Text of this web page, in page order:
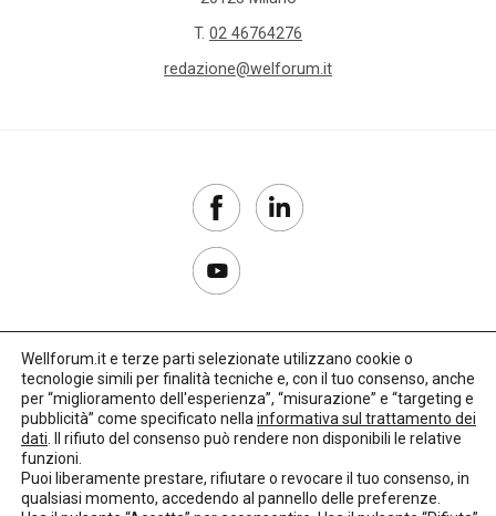
T. 02 46764276
redazione@welforum.it
Copyright 2017–2026
Privacy Policy
Credits: LO Studio
Wellforum.it e terze parti selezionate utilizzano cookie o
tecnologie simili per finalità tecniche e, con il tuo consenso, anche
per “miglioramento dell'esperienza”, “misurazione” e “targeting e
pubblicità” come specificato nella informativa sul trattamento dei
dati . Il rifiuto del consenso può rendere non disponibili le relative
funzioni.
Puoi liberamente prestare, rifiutare o revocare il tuo consenso, in
qualsiasi momento, accedendo al pannello delle preferenze.